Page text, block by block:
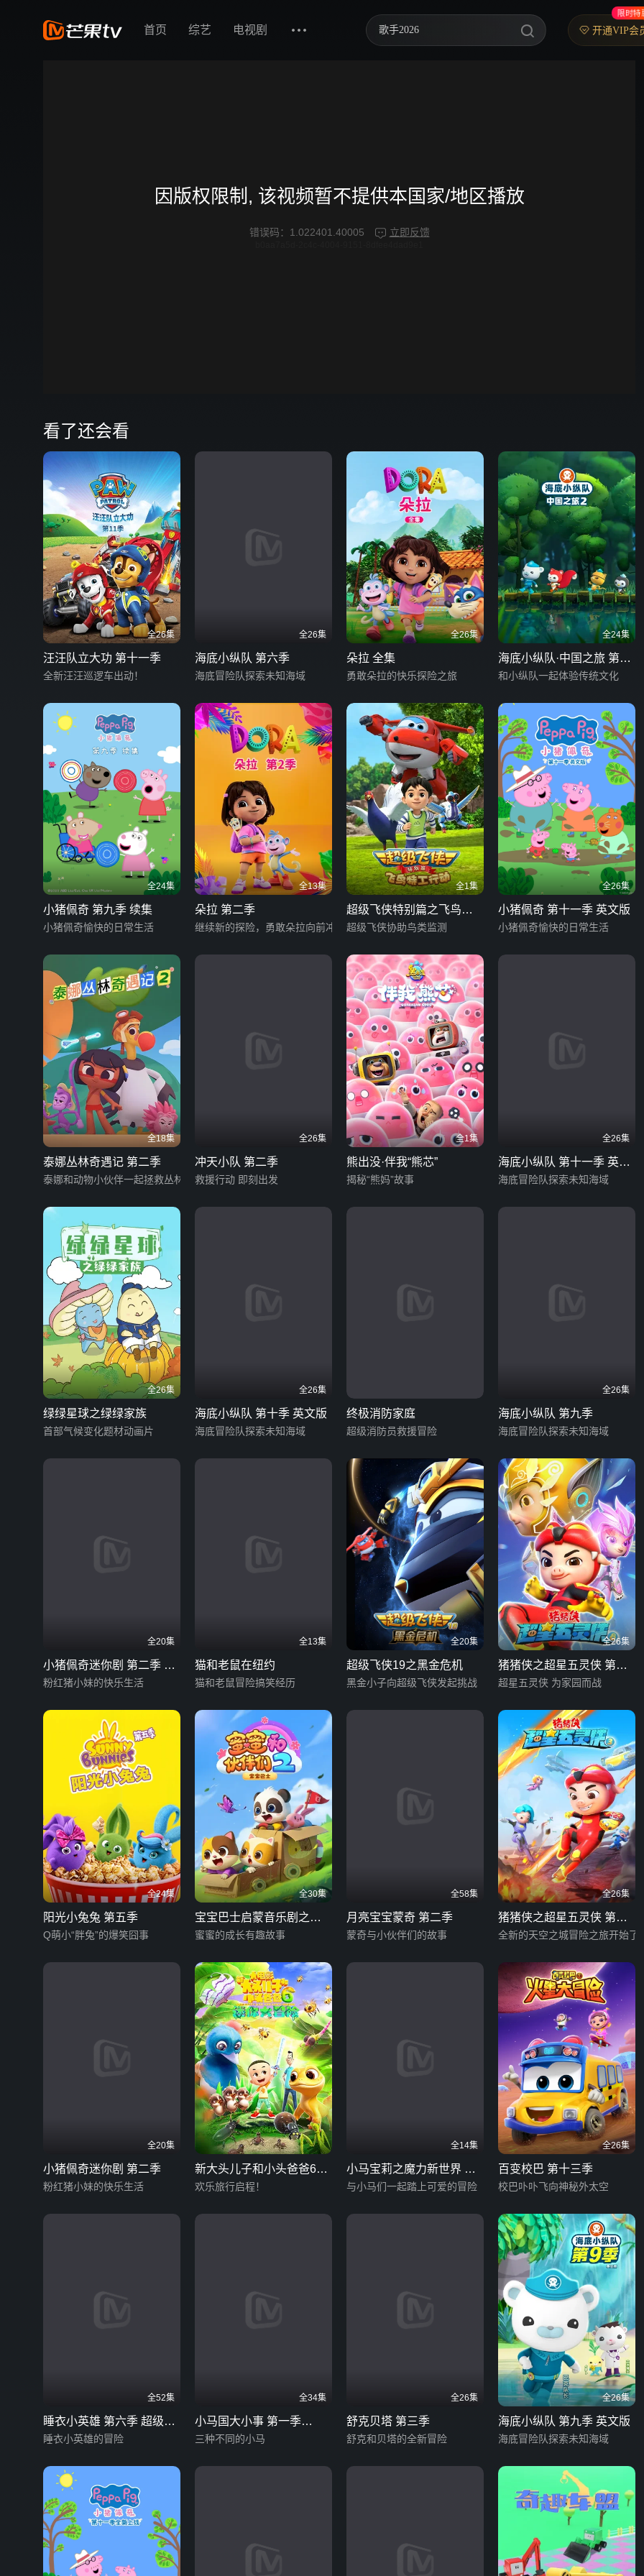
首页 综艺 电视剧 歌手2026
忙忙碌碌寻宝藏2
开通VIP会
限时特
因版权限制, 该视频暂不提供本国家/地区播放
错误码： 1.022401.40005 立即反馈
看了还会看
全26集
汪汪队立大功 第十一季
全新汪汪巡逻车出动！
全26集
海底小纵队 第六季
海底冒险队探索未知海域
全26集
朵拉 全集
勇敢朵拉的快乐探险之旅
全24集
海底小纵队·中国之旅 第二
季
和小纵队一起体验传统文化
全24集
小猪佩奇 第九季 续集
小猪佩奇愉快的日常生活
全13集
朵拉 第二季
继续新的探险，勇敢朵拉向前冲
全1集
超级飞侠特别篇之飞鸟特
工行动
超级飞侠协助鸟类监测
全26集
小猪佩奇 第十一季 英文版
小猪佩奇愉快的日常生活
全18集
泰娜丛林奇遇记 第二季
泰娜和动物小伙伴一起拯救丛林
全26集
冲天小队 第二季
救援行动 即刻出发
全1集
熊出没·伴我“熊芯”
揭秘“熊妈”故事
全26集
海底小纵队 第十一季 英文
版
海底冒险队探索未知海域
全26集
绿绿星球之绿绿家族
首部气候变化题材动画片
全26集
海底小纵队 第十季 英文版
海底冒险队探索未知海域
终极消防家庭
超级消防员救援冒险
全26集
海底小纵队 第九季
海底冒险队探索未知海域
全20集
小猪佩奇迷你剧 第二季 英
文版
粉红猪小妹的快乐生活
全13集
猫和老鼠在纽约
猫和老鼠冒险搞笑经历
全20集
超级飞侠19之黑金危机
黑金小子向超级飞侠发起挑战
全26集
猪猪侠之超星五灵侠 第八
季
超星五灵侠 为家园而战
全24集
阳光小兔兔 第五季
Q萌小“胖兔”的爆笑囧事
全30集
宝宝巴士启蒙音乐剧之蜜
蜜和伙伴们 第二季
蜜蜜的成长有趣故事
全58集
月亮宝宝蒙奇 第二季
蒙奇与小伙伴们的故事
全26集
猪猪侠之超星五灵侠 第三
季
全新的天空之城冒险之旅开始了
全20集
小猪佩奇迷你剧 第二季
粉红猪小妹的快乐生活
新大头儿子和小头爸爸6：
迷你大冒险
欢乐旅行启程！
全14集
小马宝莉之魔力新世界 第
二季 英文版
与小马们一起踏上可爱的冒险
全26集
百变校巴 第十三季
校巴卟卟飞向神秘外太空
全52集
睡衣小英雄 第六季 超级联
盟
睡衣小英雄的冒险
全34集
小马国大小事 第一季
（下） 英文版
三种不同的小马
全26集
舒克贝塔 第三季
舒克和贝塔的全新冒险
全26集
海底小纵队 第九季 英文版
海底冒险队探索未知海域